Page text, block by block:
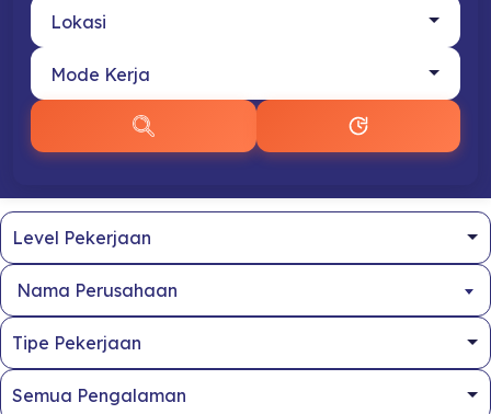
Nama Perusahaan